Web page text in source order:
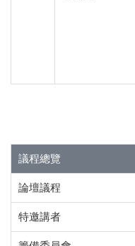
議程總覽
論壇議程
特邀講者